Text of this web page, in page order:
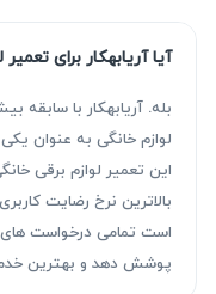
مزیت‌ آریابهکار
آیا آریابهکار برای
لوازم خانگی به عنوان
این تعمیر لوازم برقی
بالاترین نرخ رضایت
است تمامی درخواست
پوشش دهد و بهترین